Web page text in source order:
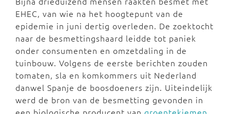
EHEC, van wie na het hoogtepunt van de
epidemie in juni dertig overleden. De zoektocht
naar de besmettingshaard leidde tot paniek
onder consumenten en omzetdaling in de
tuinbouw. Volgens de eerste berichten zouden
tomaten, sla en komkommers uit Nederland
danwel Spanje de boosdoeners zijn. Uiteindelijk
werd de bron van de besmetting gevonden in